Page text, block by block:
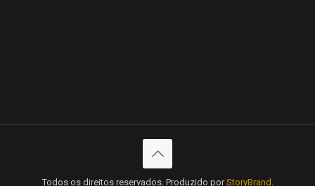
Todos os direitos reservados. Produzido porStoryBrand